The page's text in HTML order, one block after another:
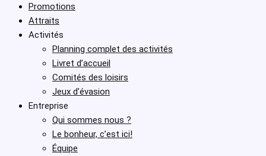
Promotions
Attraits
Activités
Planning complet des activités
Livret d’accueil
Comités des loisirs
Jeux d’évasion
Entreprise
Qui sommes nous ?
Le bonheur, c’est ici!
Équipe